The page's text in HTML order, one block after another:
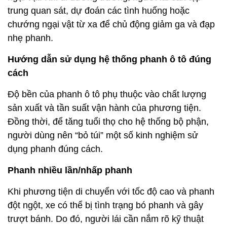
trung quan sát, dự đoán các tình huống hoặc
chướng ngại vật từ xa để chủ động giảm ga và đạp
nhẹ phanh.
Hướng dẫn sử dụng hệ thống phanh ô tô đúng
cách
Độ bền của phanh ô tô phụ thuộc vào chất lượng
sản xuất và tần suất vận hành của phương tiện.
Đồng thời, để tăng tuổi thọ cho hệ thống bộ phận,
người dùng nên “bỏ túi” một số kinh nghiệm sử
dụng phanh đúng cách.
Phanh nhiều lần/nhấp phanh
Khi phương tiện di chuyển với tốc độ cao và phanh
đột ngột, xe có thể bị tình trạng bó phanh và gây
trượt bánh. Do đó, người lái cần nắm rõ kỹ thuật